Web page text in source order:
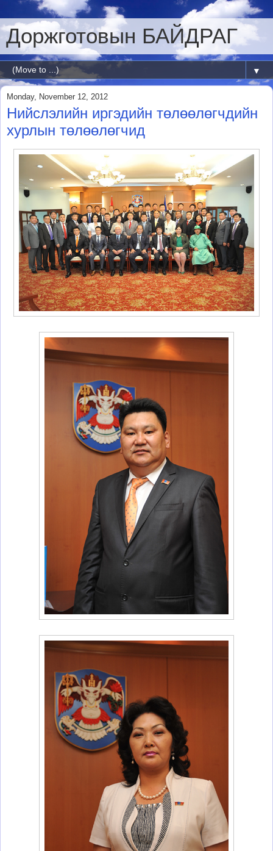
Доржготовын БАЙДРАГ
▼
Monday, November 12, 2012
Нийслэлийн иргэдийн төлөөлөгчдийн
хурлын төлөөлөгчид